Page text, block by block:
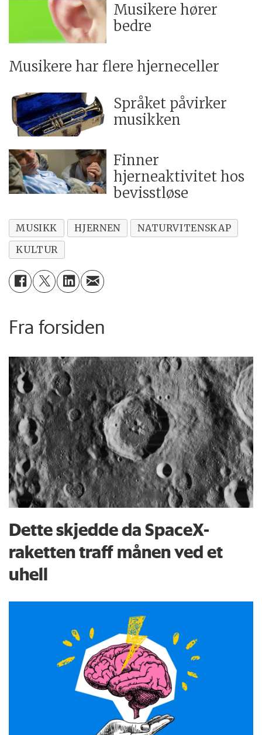
Musikere hører
bedre
Musikere har flere hjerneceller
Språket påvirker
musikken
Finner
hjerneaktivitet hos
bevisstløse
MUSIKK HJERNEN
NATURVITENSKAP
KULTUR
Fra forsiden
Dette skjedde da SpaceX-
raketten traff månen ved et
uhell